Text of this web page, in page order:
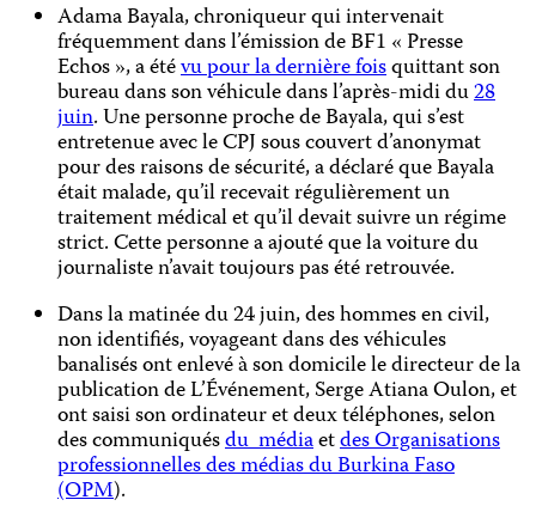
Adama Bayala, chroniqueur qui intervenait
fréquemment dans l’émission de BF1 « Presse
Echos », a étévu pour la dernière foisquittant son
bureau dans son véhicule dans l’après-midi du28
juin. Une personne proche de Bayala, qui s’est
entretenue avec le CPJ sous couvert d’anonymat
pour des raisons de sécurité, a déclaré que Bayala
était malade, qu’il recevait régulièrement un
traitement médical et qu’il devait suivre un régime
strict. Cette personne a ajouté que la voiture du
journaliste n’avait toujours pas été retrouvée.
Dans la matinée du 24 juin, des hommes en civil,
non identifiés, voyageant dans des véhicules
banalisés ont enlevé à son domicile le directeur de la
publication de L’Événement, Serge Atiana Oulon, et
ont saisi son ordinateur et deux téléphones, selon
des communiquésdu médiaetdes Organisations
professionnelles des médias du Burkina Faso
(OPM).